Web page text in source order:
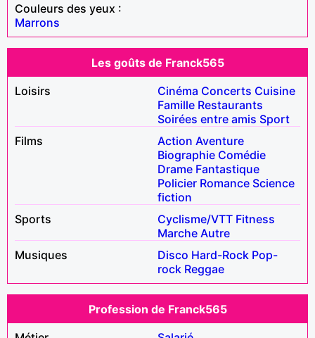
Couleurs des yeux :
Marrons
Les goûts de Franck565
Loisirs
Cinéma Concerts Cuisine
Famille Restaurants
Soirées entre amis Sport
Films
Action Aventure
Biographie Comédie
Drame Fantastique
Policier Romance Science
fiction
Sports
Cyclisme/VTT Fitness
Marche Autre
Musiques
Disco Hard-Rock Pop-
rock Reggae
Profession de Franck565